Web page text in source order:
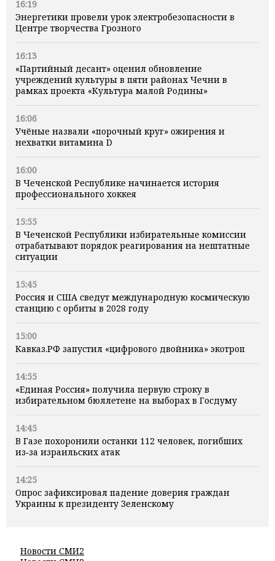
16:19
Энергетики провели урок электробезопасности в
Центре творчества Грозного
16:13
«Партийный десант» оценил обновление
учреждений культуры в пяти районах Чечни в
рамках проекта «Культура малой Родины»
16:06
Учёные назвали «порочный круг» ожирения и
нехватки витамина D
16:00
В Чеченской Республике начинается история
профессионального хоккея
15:55
В Чеченской Республики избирательные комиссии
отрабатывают порядок реагирования на нештатные
ситуации
15:45
Россия и США сведут международную космическую
станцию с орбиты в 2028 году
15:00
Кавказ.РФ запустил «цифрового двойника» экотроп
14:55
«Единая Россия» получила первую строку в
избирательном бюллетене на выборах в Госдуму
14:45
В Газе похоронили останки 112 человек, погибших
из‑за израильских атак
14:25
Опрос зафиксировал падение доверия граждан
Украины к президенту Зеленскому
Новости СМИ2